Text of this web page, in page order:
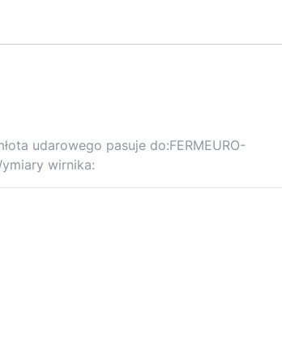
udarowego pasuje do:FERMEURO-
wirnika: